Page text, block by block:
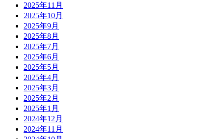
2025年11月
2025年10月
2025年9月
2025年8月
2025年7月
2025年6月
2025年5月
2025年4月
2025年3月
2025年2月
2025年1月
2024年12月
2024年11月